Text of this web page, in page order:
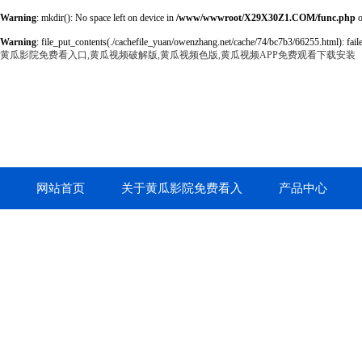
Warning: mkdir(): No space left on device in /www/wwwroot/X29X30Z1.COM/func.php
Warning: file_put_contents(./cachefile_yuan/owenzhang.net/cache/74/bc7b3/66255.html):
黄瓜影院免费看入口,黄瓜视频破解版,黄瓜视频色版,黄瓜视频APP免费观看下载安装
网站首页 关于黄瓜影院免费看入 产品中心